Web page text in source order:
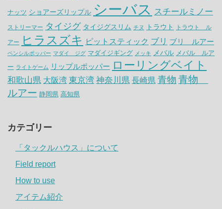
ナッツ ショアーズリップル シーバス スチールミノー
ストリーマー タイジグ タイジグスリム チヌ トラウト トラウト ル
アー ヒラスズキ ピットスティック ブリ ブリ ルアー
ペンシルポッパー マダイ ジグ マダイジギング メッキ メバル メバル ルア
ー ライトゲーム リップルポッパー ローリングベイト
和歌山県 大阪湾 東京湾 神奈川県 長崎県 青物 青物
ルアー 静岡県 高知県
カテゴリー
「タックルハウス」について
Field report
How to use
アイテム紹介